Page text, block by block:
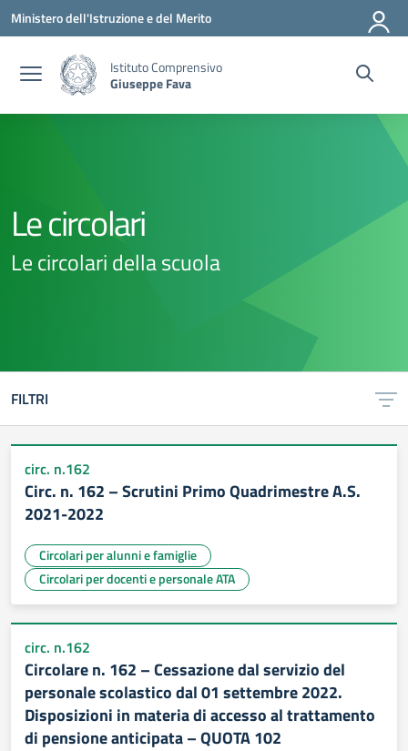
Vai ai contenuti
Vai al menu di navigazione
Vai al footer
Ministero dell'Istruzione e del Merito
Istituto Comprensivo
Giuseppe Fava
Le circolari
Le circolari della scuola
FILTRI
circ. n.162
Circ. n. 162 – Scrutini Primo Quadrimestre A.S.
2021-2022
Circolari per alunni e famiglie
Circolari per docenti e personale ATA
circ. n.162
Circolare n. 162 – Cessazione dal servizio del
personale scolastico dal 01 settembre 2022.
Disposizioni in materia di accesso al trattamento
di pensione anticipata – QUOTA 102